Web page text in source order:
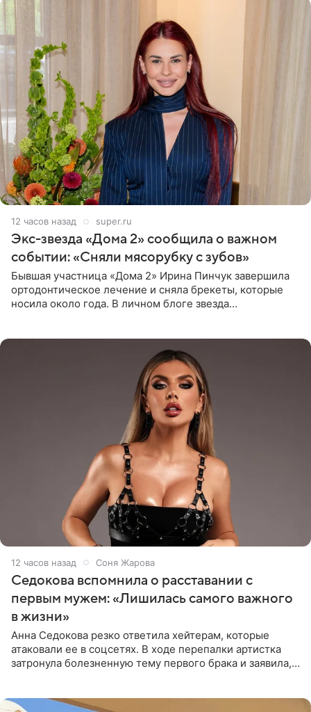
12 часов назад super.ru
Экс-звезда «Дома 2» сообщила о важном
событии: «Сняли мясорубку с зубов»
Бывшая участница «Дома 2» Ирина Пинчук завершила
ортодонтическое лечение и сняла брекеты, которые
носила около года. В личном блоге звезда
12 часов назад Соня Жарова
Седокова вспомнила о расставании с
первым мужем: «Лишилась самого важного
в жизни»
Анна Седокова резко ответила хейтерам, которые
атаковали ее в соцсетях. В ходе перепалки артистка
затронула болезненную тему первого брака и заявила,